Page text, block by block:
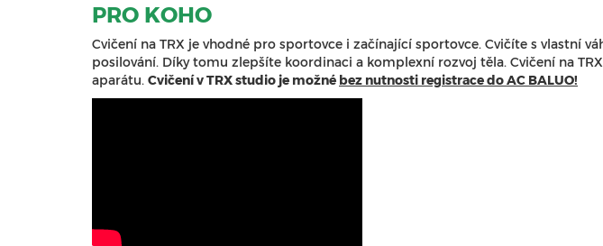
PRO KOHO
Cvičení na TRX je vhodné pro sportovce i začínající sportovce. Cvičíte s vlastní
posilování. Díky tomu zlepšíte koordinaci a komplexní rozvoj těla. Cvičení na
aparátu. Cvičení v TRX studio je možné bez nutnosti registrace do AC BALUO!